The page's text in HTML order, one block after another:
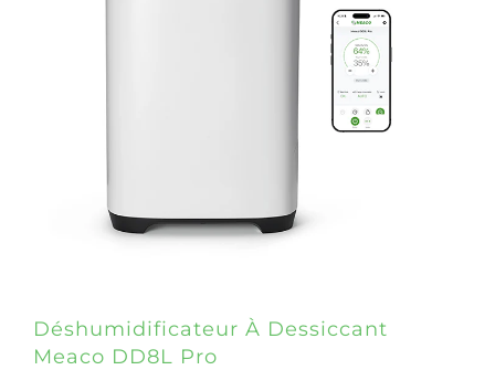
Déshumidificateur À Dessiccant
Meaco DD8L Pro